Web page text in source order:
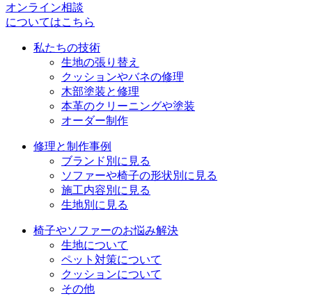
ー
オンライン相談
についてはこちら
私たちの技術
生地の張り替え
クッションやバネの修理
木部塗装と修理
本革のクリーニングや塗装
オーダー制作
修理と制作事例
ブランド別に見る
ソファーや椅子の形状別に見る
施工内容別に見る
生地別に見る
椅子やソファーのお悩み解決
生地について
ペット対策について
クッションについて
その他